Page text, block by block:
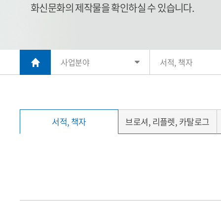
화신문화의 제작물을 확인하실 수 있습니다.
사업분야 서적, 책자
서적, 책자 브로셔, 리플렛, 카탈로그